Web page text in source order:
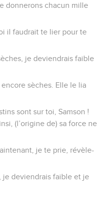
donnerons chacun mille
il faudrait te lier pour te
je deviendrais faible
sèches. Elle le lia
sont sur toi, Samson !
(l’origine de) sa force ne
je te prie, révèle-
je deviendrais faible et je